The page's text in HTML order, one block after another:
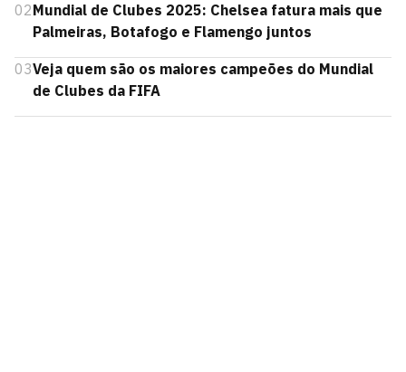
02Mundial de Clubes 2025: Chelsea fatura mais que
Palmeiras, Botafogo e Flamengo juntos
03Veja quem são os maiores campeões do Mundial
de Clubes da FIFA